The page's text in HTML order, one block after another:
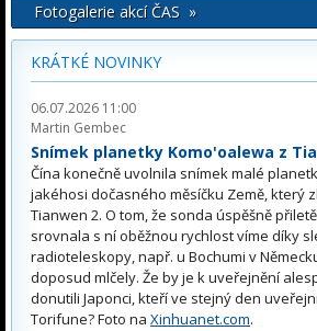
Fotogalerie akcí ČAS »
KRÁTKÉ NOVINKY
06.07.2026 11:00
Martin Gembec
Snímek planetky Komo'oalewa z
Čína konečně uvolnila snímek malé
jakéhosi dočasného měsíčku Země, který
Tianwen 2. O tom, že sonda úspěšně
srovnala s ní oběžnou rychlost víme díky
radioteleskopy, např. u Bochumi v
doposud mlčely. Že by je k uveřejnění
donutili Japonci, kteří ve stejný den
Torifune? Foto na Xinhuanet.com.